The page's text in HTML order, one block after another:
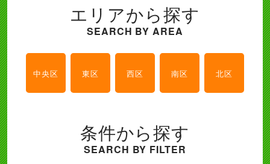
エリアから探す
SEARCH BY AREA
中央区 東区 西区 南区 北区
条件から探す
SEARCH BY FILTER